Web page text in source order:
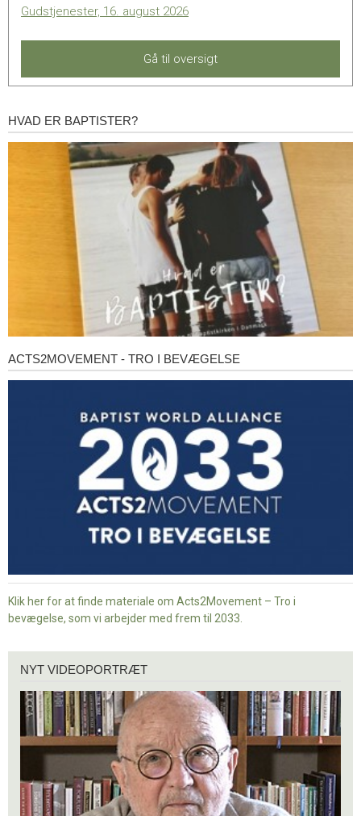
Gudstjenester, 16. august 2026
Gå til oversigt
Hvad
HVAD ER BAPTISTER?
Acts2Movement
ACTS2MOVEMENT - TRO I BEVÆGELSE
Klik her for at finde materiale om Acts2Movement – Tro i
bevægelse, som vi arbejder med frem til 2033.
videoportræt
NYT VIDEOPORTRÆT